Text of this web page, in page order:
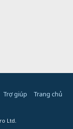
Trợ giúp Trang chủ
Ltd.